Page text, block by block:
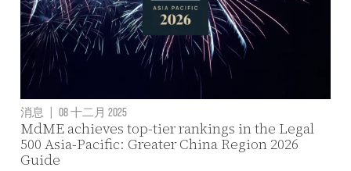
消息 | 08 十二月 2025
MdME achieves top-tier rankings in the Legal
500 Asia-Pacific: Greater China Region 2026
Guide